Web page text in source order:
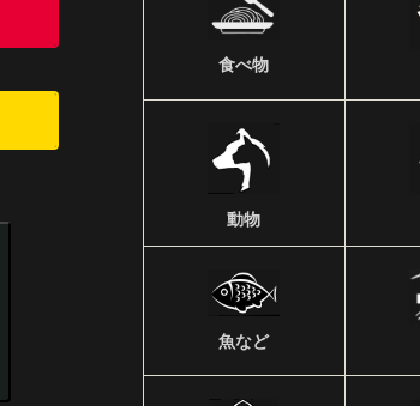
食べ物
動物
魚など